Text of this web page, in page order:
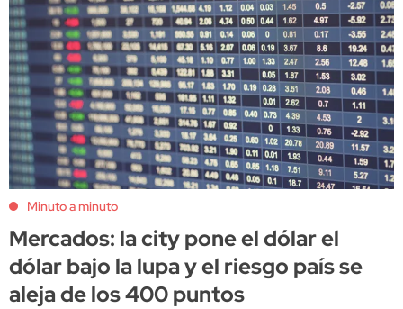
Minuto a minuto
Mercados: la city pone el dólar el
dólar bajo la lupa y el riesgo país se
aleja de los 400 puntos